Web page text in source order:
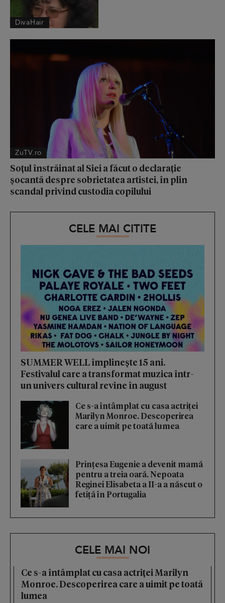
DivaHair
ZuTV.ro
Soțul înstrăinat al Siei a făcut o declarație
șocantă despre sobrietatea artistei, în plin
scandal privind custodia copilului
CELE MAI CITITE
SUMMER WELL împlinește 15 ani.
Festivalul care a transformat muzica într-
un univers cultural revine în august
Ce s-a întâmplat cu casa actriței
Marilyn Monroe. Descoperirea
care a uimit pe toată lumea
Prințesa Eugenie a devenit mamă
pentru a treia oară. Nepoata
Reginei Elisabeta a II-a a născut o
fetiță în Portugalia
CELE MAI NOI
Ce s-a întâmplat cu casa actriței Marilyn
Monroe. Descoperirea care a uimit pe toată
lumea